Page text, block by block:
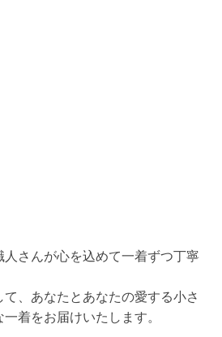
さんが心を込めて一着ずつ丁寧
、あなたとあなたの愛する小さ
着をお届けいたします。